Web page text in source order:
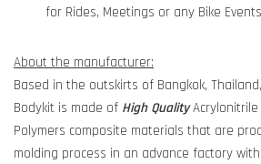
for Rides, Meetings or any Bike
About the manufacturer:
Based in the outskirts of Bangkok, Thailand,
Bodykit is made of High QualityAcrylonitrile
Polymers composite materials that are
molding process in an advance factory with